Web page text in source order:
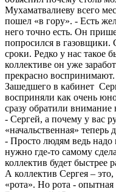
Мухаматвалиеву всего
пошел «в гору». - Есть
него точно есть. Он
попросился в газовщики.
сроки. Редко у нас такое
коллективе он уже
прекрасно воспринимают.
Зашедшего в кабинет
восприняли как очень
сразу обратили
- Сергей, а почему у вас
«начальственная» теперь
- Просто людям ведь надо
нужно где-то самому
коллектив будет быстрее
А коллектив Сергея –
«рота». Но рота - опытная